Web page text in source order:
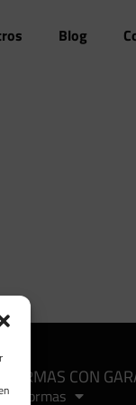
Blog
CON
Reformas